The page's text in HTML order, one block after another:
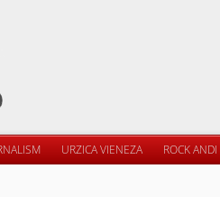
URZICA VIENEZA ROCK ANDI